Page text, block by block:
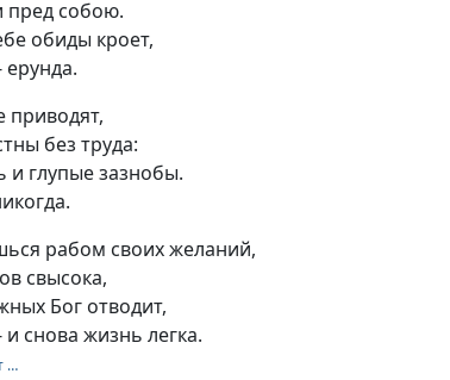
пред собою.
обиды кроет,
без труда:
глупые зазнобы.
рабом своих желаний,
свысока,
Бог отводит,
снова жизнь легка.
…